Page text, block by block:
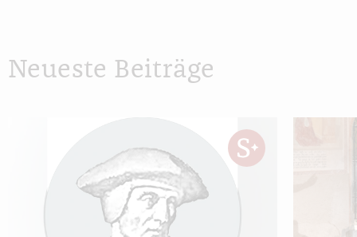
Neueste Beiträge